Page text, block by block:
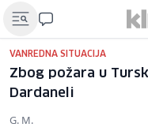
VANREDNA SITUACIJA
Zbog požara u
Dardaneli
G. M.